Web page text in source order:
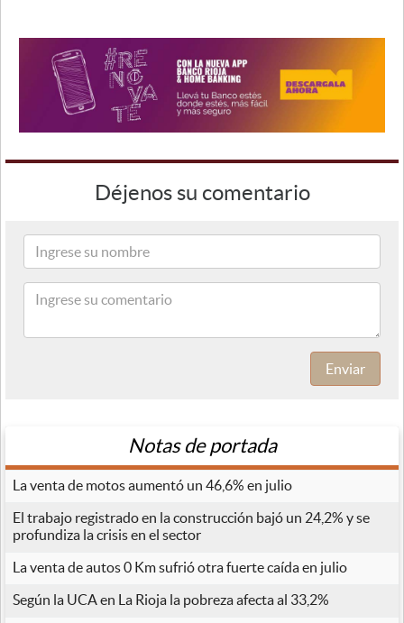
Déjenos su comentario
Enviar
Notas de portada
La venta de motos aumentó un 46,6% en julio
El trabajo registrado en la construcción bajó un 24,2% y se
profundiza la crisis en el sector
La venta de autos 0 Km sufrió otra fuerte caída en julio
Según la UCA en La Rioja la pobreza afecta al 33,2%